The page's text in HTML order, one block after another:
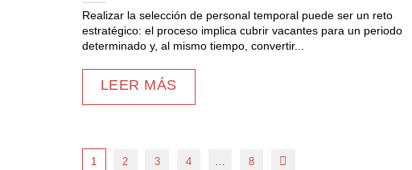
Realizar la selección de personal temporal puede ser un reto
estratégico: el proceso implica cubrir vacantes para un periodo
determinado y, al mismo tiempo, convertir...
LEER MÁS
1 2 3 4 8